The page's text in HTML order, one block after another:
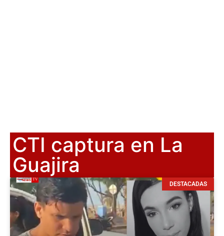
CTI captura en La
Guajira
DESTACADAS